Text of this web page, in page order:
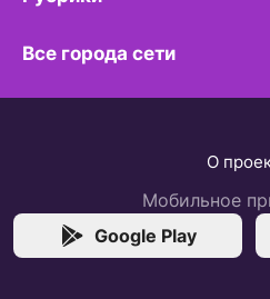
Все города сети
О
Мобильное
Google Play